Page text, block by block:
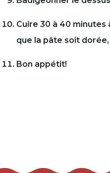
Cuire 30 à 40 minutes
que la pâte soit
Bon appétit!